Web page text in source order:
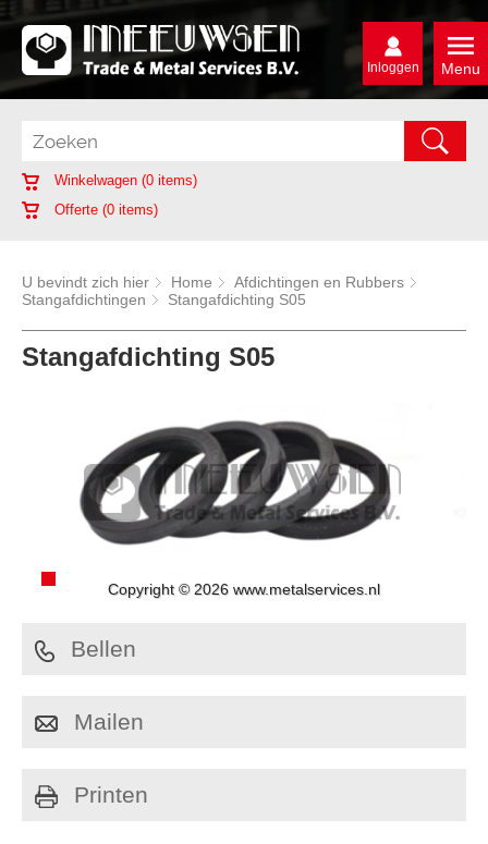
Menu
Inloggen
Winkelwagen (0 items)
Offerte (0 items)
U bevindt zich hier Home
Afdichtingen en Rubbers
Stangafdichtingen
Stangafdichting S05
Stangafdichting S05
Copyright © 2026 www.metalservices.nl
Bellen
Mailen
Printen